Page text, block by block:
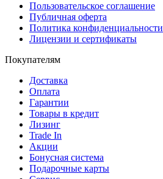
Пользовательское соглашение
Публичная оферта
Политика конфиденциальности
Лицензии и сертификаты
Покупателям
Доставка
Оплата
Гарантии
Товары в кредит
Лизинг
Trade In
Акции
Бонусная система
Подарочные карты